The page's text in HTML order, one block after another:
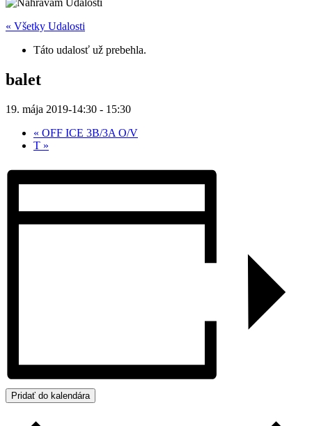
« Všetky Udalosti
Táto udalosť už prebehla.
balet
19. mája 2019-14:30 - 15:30
« OFF ICE 3B/3A O/V
T »
Pridať do kalendára